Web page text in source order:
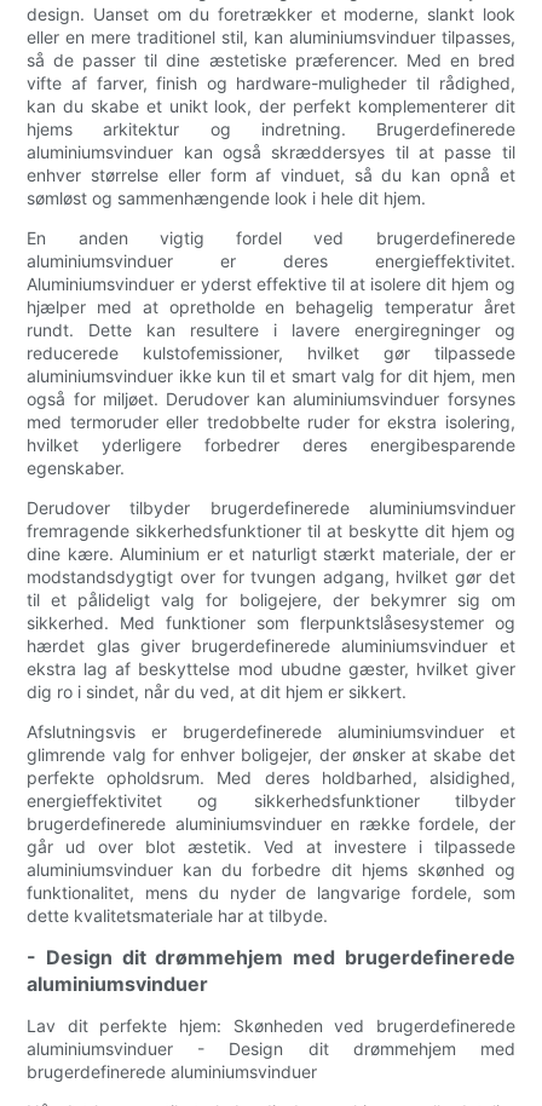
design. Uanset om du foretrækker et moderne, slankt look
eller en mere traditionel stil, kan aluminiumsvinduer tilpasses,
så de passer til dine æstetiske præferencer. Med en bred
vifte af farver, finish og hardware-muligheder til rådighed,
kan du skabe et unikt look, der perfekt komplementerer dit
hjems arkitektur og indretning. Brugerdefinerede
aluminiumsvinduer kan også skræddersyes til at passe til
enhver størrelse eller form af vinduet, så du kan opnå et
sømløst og sammenhængende look i hele dit hjem.
En anden vigtig fordel ved brugerdefinerede
aluminiumsvinduer er deres energieffektivitet.
Aluminiumsvinduer er yderst effektive til at isolere dit hjem og
hjælper med at opretholde en behagelig temperatur året
rundt. Dette kan resultere i lavere energiregninger og
reducerede kulstofemissioner, hvilket gør tilpassede
aluminiumsvinduer ikke kun til et smart valg for dit hjem, men
også for miljøet. Derudover kan aluminiumsvinduer forsynes
med termoruder eller tredobbelte ruder for ekstra isolering,
hvilket yderligere forbedrer deres energibesparende
egenskaber.
Derudover tilbyder brugerdefinerede aluminiumsvinduer
fremragende sikkerhedsfunktioner til at beskytte dit hjem og
dine kære. Aluminium er et naturligt stærkt materiale, der er
modstandsdygtigt over for tvungen adgang, hvilket gør det
til et pålideligt valg for boligejere, der bekymrer sig om
sikkerhed. Med funktioner som flerpunktslåsesystemer og
hærdet glas giver brugerdefinerede aluminiumsvinduer et
ekstra lag af beskyttelse mod ubudne gæster, hvilket giver
dig ro i sindet, når du ved, at dit hjem er sikkert.
Afslutningsvis er brugerdefinerede aluminiumsvinduer et
glimrende valg for enhver boligejer, der ønsker at skabe det
perfekte opholdsrum. Med deres holdbarhed, alsidighed,
energieffektivitet og sikkerhedsfunktioner tilbyder
brugerdefinerede aluminiumsvinduer en række fordele, der
går ud over blot æstetik. Ved at investere i tilpassede
aluminiumsvinduer kan du forbedre dit hjems skønhed og
funktionalitet, mens du nyder de langvarige fordele, som
dette kvalitetsmateriale har at tilbyde.
- Design dit drømmehjem med brugerdefinerede
aluminiumsvinduer
Lav dit perfekte hjem: Skønheden ved brugerdefinerede
aluminiumsvinduer - Design dit drømmehjem med
brugerdefinerede aluminiumsvinduer